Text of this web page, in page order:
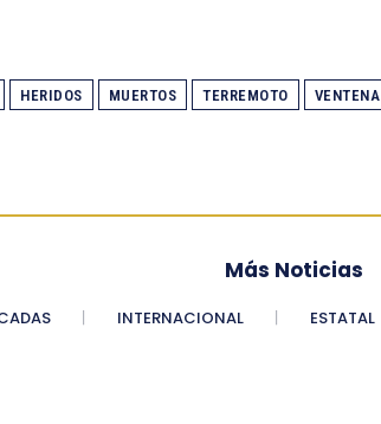
HERIDOS MUERTOS TERREMOTO
VENTENA
Más Noticias
INTERNACIONAL ESTATAL